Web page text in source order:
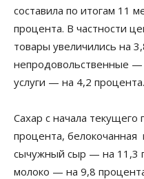
составила по итогам 11
процента. В частности
товары увеличились на
непродовольственные —
услуги — на 4,2 процента.
Сахар с начала
процента,
сычужный сыр — на 11,3
молоко — на 9,8